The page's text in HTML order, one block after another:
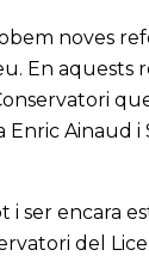
noves
En
Enric Ainaud
i ser encara
del